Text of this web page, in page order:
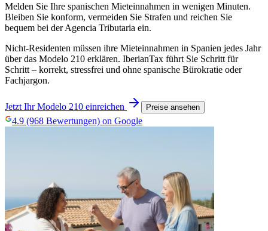
Melden Sie Ihre spanischen Mieteinnahmen in wenigen Minuten.
Bleiben Sie konform, vermeiden Sie Strafen und reichen Sie
bequem bei der Agencia Tributaria ein.
Nicht-Residenten müssen ihre Mieteinnahmen in Spanien jedes Jahr
über das Modelo 210 erklären. IberianTax führt Sie Schritt für
Schritt – korrekt, stressfrei und ohne spanische Bürokratie oder
Fachjargon.
Jetzt Ihr Modelo 210 einreichen Preise ansehen
4.9 (968 Bewertungen) on Google